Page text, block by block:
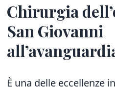
Chirurgia
San Giovanni
È una delle eccellenze